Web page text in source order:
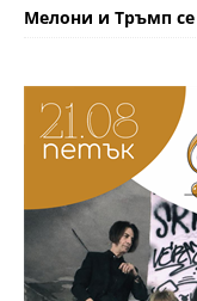
Мелони и Тръмп се